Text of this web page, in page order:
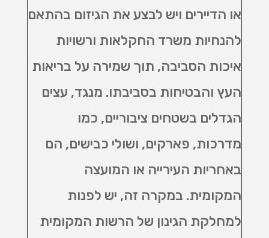
או הדיירים ויש לבצע את הגיזום בהתאם
להנחיות משרד החקלאות ורשויות
איכות הסביבה, תוך שמירה על בריאות
העץ והבטיחות בסביבתו. מנגד, עצים
הגדלים בשטחים ציבוריים, כמו
מדרכות, פארקים, ושולי כבישים, הם
באחריות העירייה או המועצה
המקומית. במקרה זה, יש לפנות
למחלקת הגינון של הרשות המקומית